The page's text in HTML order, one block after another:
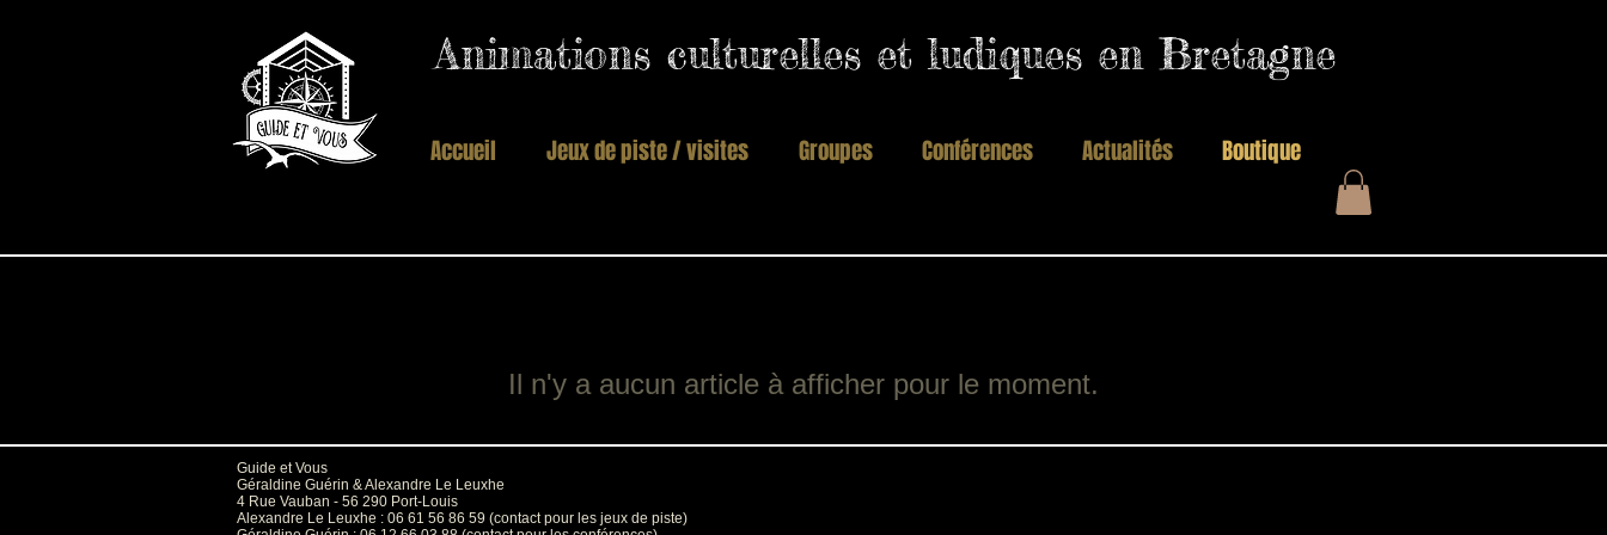
Guide et vous Animations culturelles et ludiques en Bretagne
Accueil Jeux de piste / visites Groupes Conférences Actualités Boutique
Il n'y a aucun article à afficher pour le moment.
Guide et Vous
Géraldine Guérin & Alexandre Le Leuxhe
4 Rue Vauban - 56 290 Port-Louis
Alexandre Le Leuxhe : 06 61 56 86 59 (contact pour les jeux de piste)